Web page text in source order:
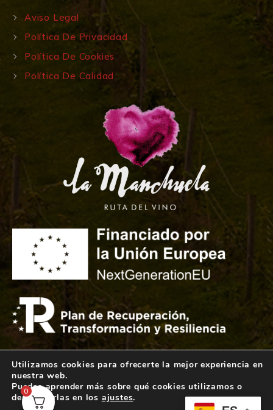
Aviso Legal
Política De Privacidad
Política De Cookies
Política De Calidad
© 2026 Bodegas Villavid - Todos los Derechos
Reservados.
Utilizamos cookies para ofrecerte la mejor experiencia en
nuestra web.
Puedes aprender más sobre qué cookies utilizamos o
desactivarlas en los ajustes.
0